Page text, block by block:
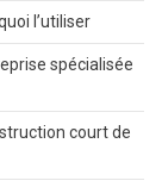
l’utiliser
spécialisée
court de